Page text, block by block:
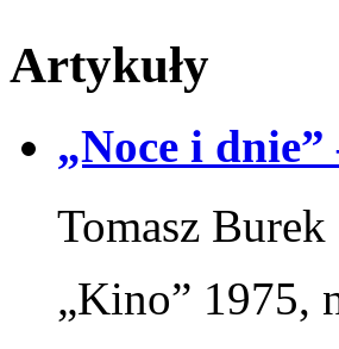
Artykuły
„Noce i
Tomasz Burek
„Kino” 1975,